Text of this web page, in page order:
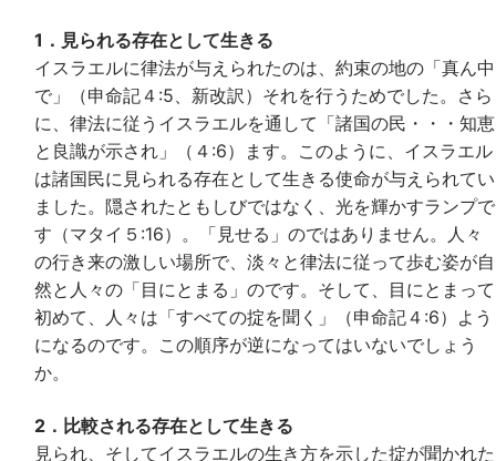
1．見られる存在として生きる
イスラエルに律法が与えられたのは、約束の地の「真ん中
で」（申命記４:5、新改訳）それを行うためでした。さら
に、律法に従うイスラエルを通して「諸国の民・・・知恵
と良識が示され」（４:6）ます。このように、イスラエル
は諸国民に見られる存在として生きる使命が与えられてい
ました。隠されたともしびではなく、光を輝かすランプで
す（マタイ５:16）。「見せる」のではありません。人々
の行き来の激しい場所で、淡々と律法に従って歩む姿が自
然と人々の「目にとまる」のです。そして、目にとまって
初めて、人々は「すべての掟を聞く」（申命記４:6）よう
になるのです。この順序が逆になってはいないでしょう
か。
2．比較される存在として生きる
見られ、そしてイスラエルの生き方を示した掟が聞かれた